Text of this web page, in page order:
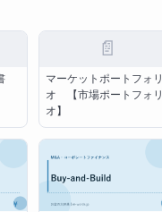
📄
マーケットポートフォリ
オ 【市場ポートフォリ
オ】